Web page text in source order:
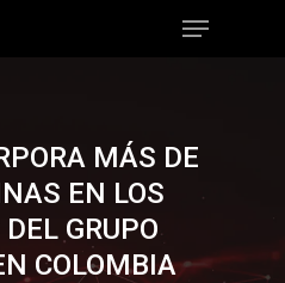
or ESC to close
MÁS DE
EN LOS
GRUPO
COLOMBIA